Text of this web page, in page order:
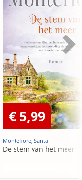
€ 5,99
Montefiore, Santa
De stem van het meer